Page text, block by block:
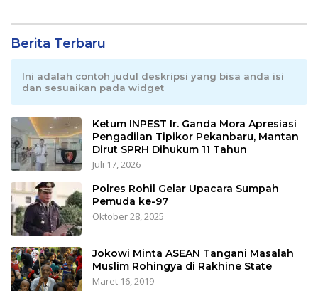
Berita Terbaru
Ini adalah contoh judul deskripsi yang bisa anda isi
dan sesuaikan pada widget
Ketum INPEST Ir. Ganda Mora Apresiasi
Pengadilan Tipikor Pekanbaru, Mantan
Dirut SPRH Dihukum 11 Tahun
Juli 17, 2026
Polres Rohil Gelar Upacara Sumpah
Pemuda ke-97
Oktober 28, 2025
Jokowi Minta ASEAN Tangani Masalah
Muslim Rohingya di Rakhine State
Maret 16, 2019